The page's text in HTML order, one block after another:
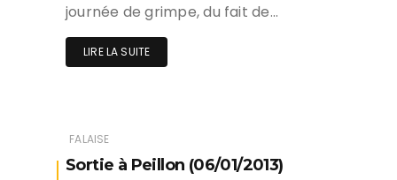
journée de grimpe, du fait de…
LIRE LA SUITE
FALAISE
Sortie à Peillon (06/01/2013)